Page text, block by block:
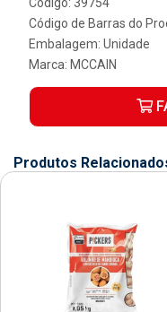
Código de Barras do
Embalagem: Unidade
Marca: MCCAIN
Produtos